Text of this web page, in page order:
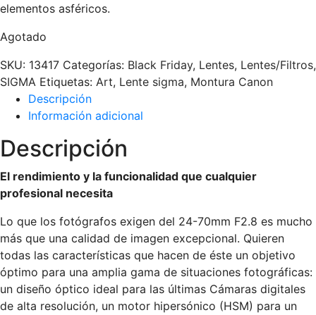
elementos asféricos.
Agotado
SKU: 13417 Categorías: Black Friday, Lentes, Lentes/Filtros,
SIGMA Etiquetas: Art, Lente sigma, Montura Canon
Descripción
Información adicional
Descripción
El rendimiento y la funcionalidad que cualquier
profesional necesita
Lo que los fotógrafos exigen del 24-70mm F2.8 es mucho
más que una calidad de imagen excepcional. Quieren
todas las características que hacen de éste un objetivo
óptimo para una amplia gama de situaciones fotográficas:
un diseño óptico ideal para las últimas Cámaras digitales
de alta resolución, un motor hipersónico (HSM) para un